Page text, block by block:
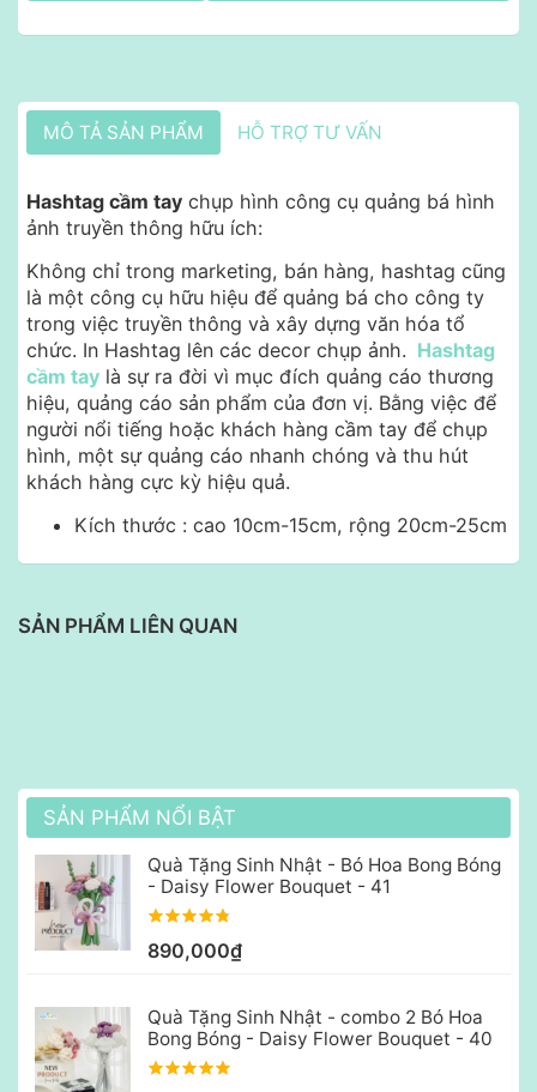
MÔ TẢ SẢN PHẨM HỖ TRỢ TƯ VẤN
Hashtag cầm tay chụp hình công cụ quảng bá hình
ảnh truyền thông hữu ích:
Không chỉ trong marketing, bán hàng, hashtag cũng
là một công cụ hữu hiệu để quảng bá cho công ty
trong việc truyền thông và xây dựng văn hóa tổ
chức. In Hashtag lên các decor chụp ảnh. Hashtag
cầm tay là sự ra đời vì mục đích quảng cáo thương
hiệu, quảng cáo sản phẩm của đơn vị. Bằng việc để
người nổi tiếng hoặc khách hàng cầm tay để chụp
hình, một sự quảng cáo nhanh chóng và thu hút
khách hàng cực kỳ hiệu quả.
Kích thước : cao 10cm-15cm, rộng 20cm-25cm
SẢN PHẨM LIÊN QUAN
SẢN PHẨM NỔI BẬT
Quà Tặng Sinh Nhật - Bó Hoa Bong Bóng
- Daisy Flower Bouquet - 41
890,000₫
Quà Tặng Sinh Nhật - combo 2 Bó Hoa
Bong Bóng - Daisy Flower Bouquet - 40